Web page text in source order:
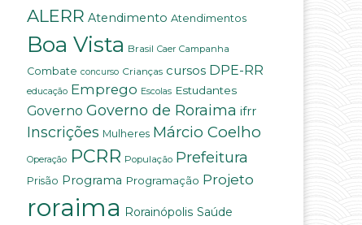
ALERR Atendimento Atendimentos
Boa Vista Brasil Caer Campanha
Combate concurso Crianças cursos DPE-RR
educação Emprego Escolas Estudantes
Governo Governo de Roraima ifrr
Inscrições Mulheres Márcio Coelho
Operação PCRR População Prefeitura
Prisão Programa Programação Projeto
roraima Rorainópolis Saúde